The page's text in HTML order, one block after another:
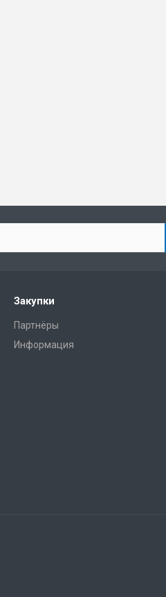
Закупки
Партнёры
Информация